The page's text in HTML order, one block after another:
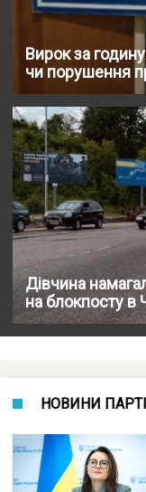
Вирок за
чи порушення
Дівчина
на блокпосту в
НОВИНИ